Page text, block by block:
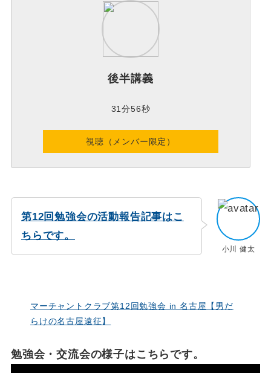
後半講義
31分56秒
視聴（メンバー限定）
小川 健太
第12回勉強会の活動報告記事はこ
ちらです。
マーチャントクラブ第12回勉強会 in 名古屋【男だ
らけの名古屋遠征】
勉強会・交流会の様子はこちらです。